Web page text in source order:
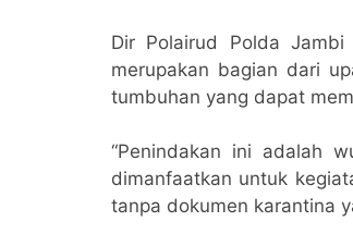
Dir Polairud Polda Jambi
merupakan bagian dari
tumbuhan yang dapat
“Penindakan ini adalah
dimanfaatkan untuk
tanpa dokumen karantina